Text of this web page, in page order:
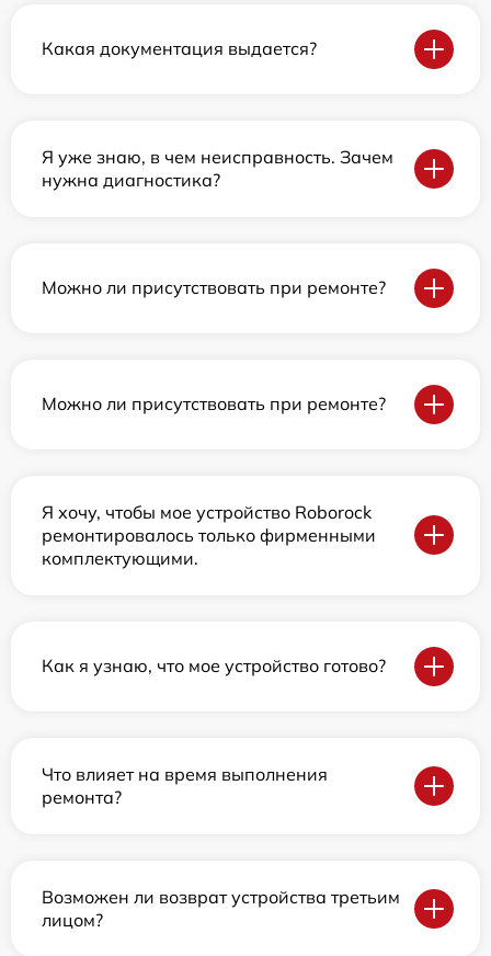
Какая документация выдается?
Я уже знаю, в чем неисправность. Зачем
нужна диагностика?
Можно ли присутствовать при ремонте?
Можно ли присутствовать при ремонте?
Я хочу, чтобы мое устройство Roborock
ремонтировалось только фирменными
комплектующими.
Как я узнаю, что мое устройство готово?
Что влияет на время выполнения
ремонта?
Возможен ли возврат устройства третьим
лицом?